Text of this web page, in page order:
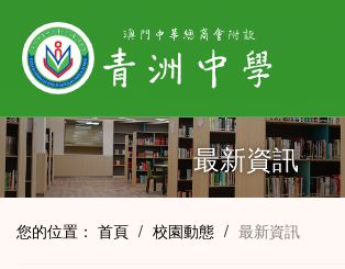
最新資訊
您的位置： 首頁 / 校園動態 / 最新資訊